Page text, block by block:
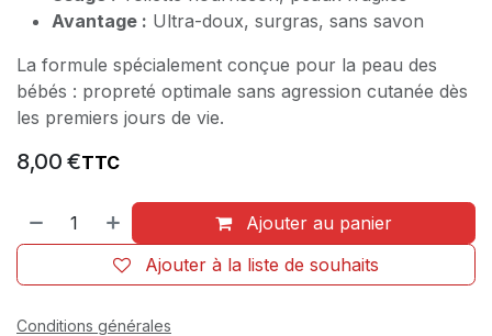
Avantage : Ultra-doux, surgras, sans savon
La formule spécialement conçue pour la peau des
bébés : propreté optimale sans agression cutanée dès
les premiers jours de vie.
8,00 €TTC
Ajouter au panier
Ajouter à la liste de souhaits
Conditions générales